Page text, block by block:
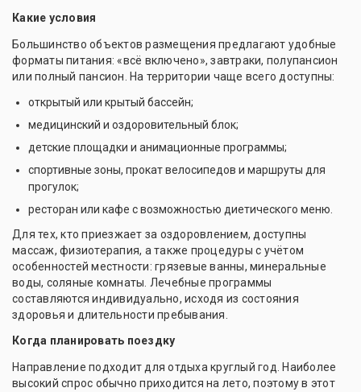
Какие условия
Большинство объектов размещения предлагают удобные
форматы питания: «всё включено», завтраки, полупансион
или полный пансион. На территории чаще всего доступны:
открытый или крытый бассейн;
медицинский и оздоровительный блок;
детские площадки и анимационные программы;
спортивные зоны, прокат велосипедов и маршруты для
прогулок;
ресторан или кафе с возможностью диетического меню.
Для тех, кто приезжает за оздоровлением, доступны
массаж, физиотерапия, а также процедуры с учётом
особенностей местности: грязевые ванны, минеральные
воды, соляные комнаты. Лечебные программы
составляются индивидуально, исходя из состояния
здоровья и длительности пребывания.
Когда планировать поездку
Направление подходит для отдыха круглый год. Наиболее
высокий спрос обычно приходится на лето, поэтому в этот